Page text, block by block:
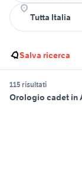
Salva ricerca
115 risultati
Orologio cadet in